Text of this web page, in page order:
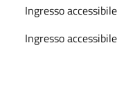
Ingresso
Ingresso